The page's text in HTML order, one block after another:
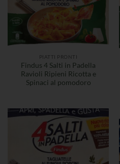
PIATTI PRONTI
Findus 4 Salti in Padella
Ravioli Ripieni Ricotta e
Spinaci al pomodoro